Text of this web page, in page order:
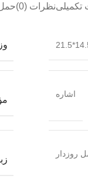
تکمیلینظرات (0)
اشاره
روزدار